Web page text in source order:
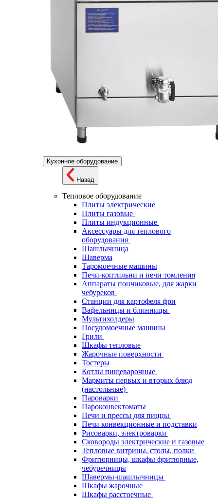
Кухонное оборудование
Назад
Тепловое оборудование
Плиты электрические
Плиты газовые
Плиты индукционные
Аксессуары для теплового
оборудования
Шашлычница
Шаверма
Таромоечные машины
Печи-коптильни и печи томления
Аппараты пончиковые, для жарки
чебуреков
Станции для картофеля фри
Вафельницы и блинницы
Мультихолдеры
Посудомоечные машины
Грили
Шкафы тепловые
Жарочные поверхности
Тостеры
Котлы пищеварочные
Мармиты первых и вторых блюд
(настольные)
Пароварки
Пароконвектоматы
Печи и прессы для пиццы
Печи конвекционные и подставки
Рисоварки, электроварки
Сковороды электрические и газовые
Тепловые витрины, столы, полки
Фритюрницы, шкафы фритюрные,
чебуречницы
Шавермы-шашлычницы
Шкафы жарочные
Шкафы расстоечные